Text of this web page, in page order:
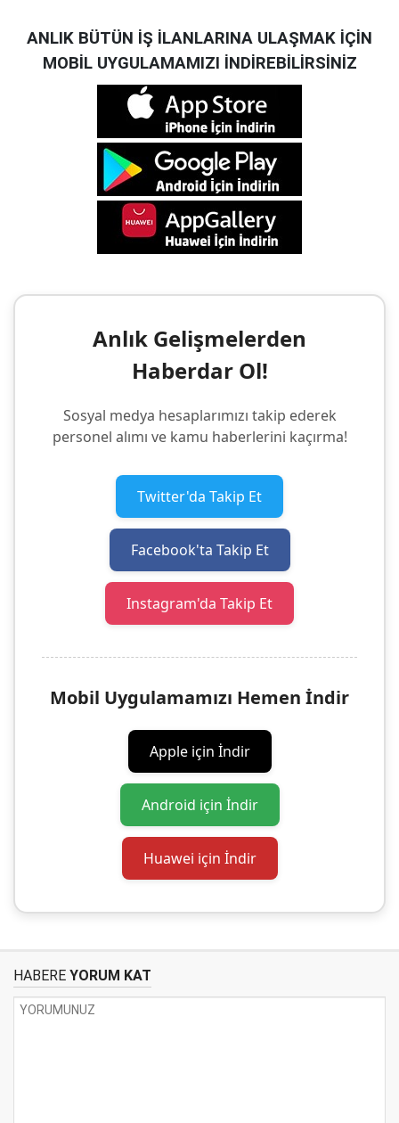
ANLIK BÜTÜN İŞ İLANLARINA ULAŞMAK İÇİN
MOBİL UYGULAMAMIZI İNDİREBİLİRSİNİZ
Anlık Gelişmelerden
Haberdar Ol!
Sosyal medya hesaplarımızı takip ederek
personel alımı ve kamu haberlerini kaçırma!
Twitter'da Takip Et
Facebook'ta Takip Et
Instagram'da Takip Et
Mobil Uygulamamızı Hemen İndir
Apple için İndir
Android için İndir
Huawei için İndir
HABERE YORUM KAT